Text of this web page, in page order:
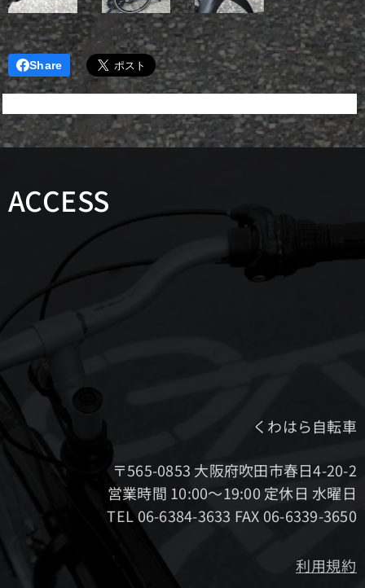
Share
ACCESS
くわはら自転車
〒565-0853 大阪府吹田市春日4-20-2
営業時間 10:00～19:00 定休日 水曜日
TEL 06-6384-3633 FAX 06-6339-3650
利用規約